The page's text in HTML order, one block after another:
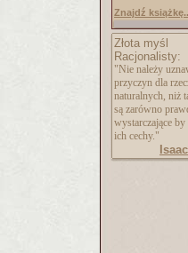
Znajdź książkę..
Złota myśl
Racjonalisty:
"Nie należy
przyczyn dla
naturalnych, niż
są zarówno
wystarczające
ich cechy."